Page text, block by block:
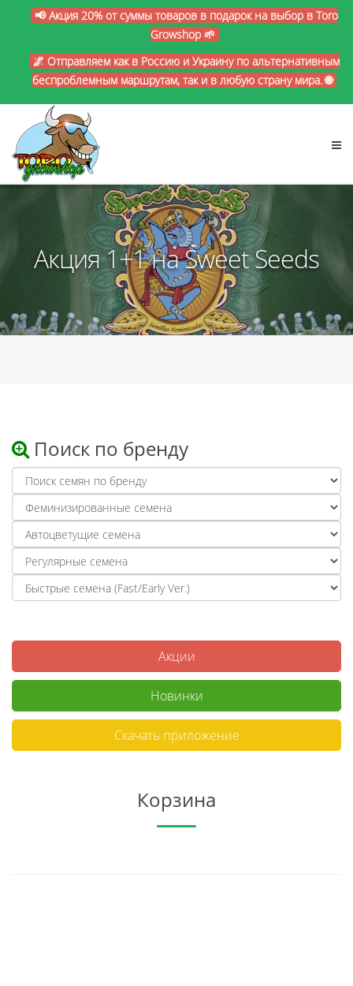
📢 Акция 20% от суммы товаров в подарок на выбор в Toro
Growshop 🌱
🌌 Отправляем как в Россию и Украину по альтернативным
беспроблемным маршрутам, так и в любую страну мира. 🌐
Акция 1+1 на Sweet Seeds
Поиск по бренду
Акции
Новинки
Скачать приложение
Корзина